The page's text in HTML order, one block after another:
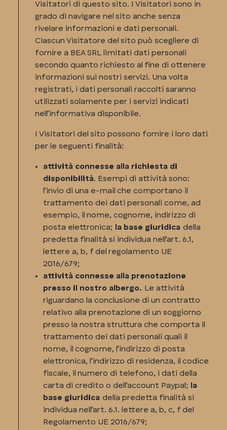
Visitatori di questo sito. I Visitatori sono in
grado di navigare nel sito anche senza
rivelare informazioni e dati personali.
Ciascun Visitatore del sito può scegliere di
fornire a BEA SRL limitati dati personali
secondo quanto richiesto al fine di ottenere
informazioni sui nostri servizi. Una volta
registrati, i dati personali raccolti saranno
utilizzati solamente per i servizi indicati
nell’informativa disponibile.
I Visitatori del sito possono fornire i loro dati
per le seguenti finalità:
attività connesse alla richiesta di
disponibilità. Esempi di attività sono:
l’invio di una e-mail che comportano il
trattamento dei dati personali come, ad
esempio, il nome, cognome, indirizzo di
posta elettronica;
la base giuridica della
predetta finalità si individua nell’art. 6.1,
lettere a, b, f del regolamento UE
2016/679;
attività connesse alla prenotazione
presso il nostro albergo. Le attività
riguardano la conclusione di un contratto
relativo alla prenotazione di un soggiorno
presso la nostra struttura che comporta il
trattamento dei dati personali quali il
nome, il cognome, l’indirizzo di posta
elettronica, l’indirizzo di residenza, il codice
fiscale, il numero di telefono, i dati della
carta di credito o dell’account Paypal;
la
base giuridica della predetta finalità si
individua nell’art. 6.1. lettere a, b, c, f del
Regolamento UE 2016/679;